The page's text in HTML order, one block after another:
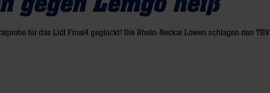
für das Lidl Final4 geglückt! Die Rhein-Neckar Löwen schlagen den TBV